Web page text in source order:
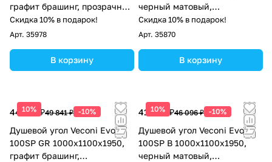
графит брашинг, прозрачное
стекло
Скидка 10% в подарок!
Арт. 35978
В корзину
черный матовый,
прозрачное стекло
Скидка 10% в подарок!
Арт. 35870
В корзину
10%
44 857 ₽49 841 ₽ -10%
Душевой угол Veconi Evo
100SP GR 1000х1100x1950,
графит брашинг,
10%
41 486 ₽46 096 ₽ -10%
Душевой угол Veconi Evo
100SP B 1000х1100x1950,
черный матовый,